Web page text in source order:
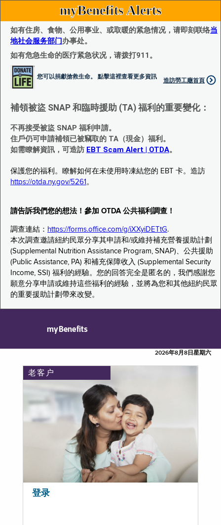
myBenefits Alerts
如有住房、食物、公用事业、或取暖的紧急情况，请即刻联络当
地社会服务部门办事处。
如有危急生命的医疗紧急状况，请拨打911。
您可以捐獻搶救生命。 點擊這裡查看更多資訊
造訪勞工廰首頁
補領被盜 SNAP 和臨時援助 (TA) 福利的重要變化：
不再接受被盜 SNAP 福利申請。
住戶仍可申請補領已被竊取的 TA（現金）福利。
如需瞭解資訊，可造訪 EBT Scam Alert | OTDA。
保護您的福利。瞭解如何在未使用時凍結您的 EBT 卡。造訪
https://otda.ny.gov/5261 。
請告訴我們您的想法！參加 OTDA 公共福利調查！
調查連結： https://forms.office.com/g/iXXyiDETtG.
本次調查邀請紐約民眾分享其申請和/或維持補充營養援助計劃
(Supplemental Nutrition Assistance Program, SNAP)、公共援助
(Public Assistance, PA) 和補充保障收入 (Supplemental Security
Income, SSI) 福利的經驗。您的回答完全是匿名的，我們感謝您
願意分享申請或維持這些福利的經驗，並將為您和其他紐約民眾
的重要援助計劃帶來改變。
myBenefits
2026年8月8日星期六
老客户
登录